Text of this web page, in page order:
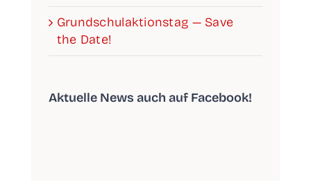
Grund­schul­ak­ti­ons­tag — Save
the Date!
Aktu­el­le News auch auf Facebook!